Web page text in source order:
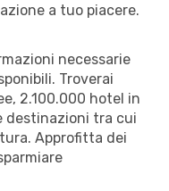
a tuo piacere.
necessarie
Troverai
2.100.000 hotel in
destinazioni tra cui
Approfitta dei